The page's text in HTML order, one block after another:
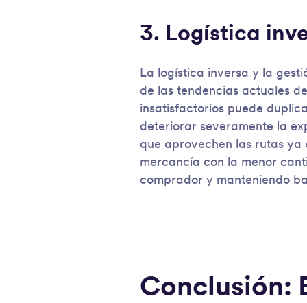
3. Logística
La logística inversa y la
de las tendencias actuales
insatisfactorios puede
deteriorar severamente la
que aprovechen las rutas
mercancía con la menor
comprador y manteniendo
Conclusión: